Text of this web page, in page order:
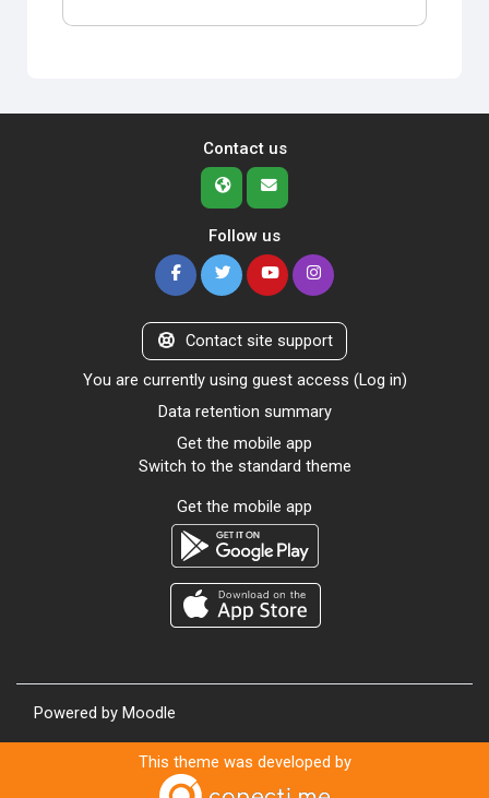
Contact us
Follow us
Contact site support
You are currently using guest access (Log in)
Data retention summary
Get the mobile app
Switch to the standard theme
Get the mobile app
Powered by Moodle
This theme was developed by